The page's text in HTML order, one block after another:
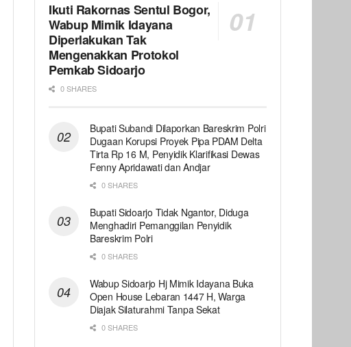
Ikuti Rakornas Sentul Bogor,
Wabup Mimik Idayana
Diperlakukan Tak
Mengenakkan Protokol
Pemkab Sidoarjo
0 SHARES
Bupati Subandi Dilaporkan Bareskrim Polri
Dugaan Korupsi Proyek Pipa PDAM Delta
Tirta Rp 16 M, Penyidik Klarifikasi Dewas
Fenny Apridawati dan Andjar
0 SHARES
Bupati Sidoarjo Tidak Ngantor, Diduga
Menghadiri Pemanggilan Penyidik
Bareskrim Polri
0 SHARES
Wabup Sidoarjo Hj Mimik Idayana Buka
Open House Lebaran 1447 H, Warga
Diajak Silaturahmi Tanpa Sekat
0 SHARES